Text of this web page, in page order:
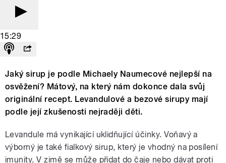
15:29
Jaký sirup je podle Michaely Naumecové nejlepší na
osvěžení? Mátový, na který nám dokonce dala svůj
originální recept. Levandulové a bezové sirupy mají
podle její zkušenosti nejraději děti.
Levandule má vynikající uklidňující účinky. Voňavý a
výborný je také fialkový sirup, který je vhodný na posílení
imunity. V zimě se může přidat do čaje nebo dávat proti